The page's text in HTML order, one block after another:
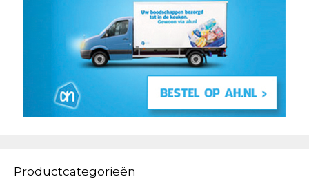
Productcategorieën